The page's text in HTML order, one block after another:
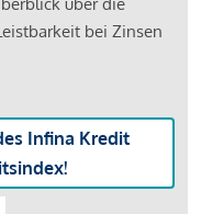
über die
bei Zinsen
Infina Kredit